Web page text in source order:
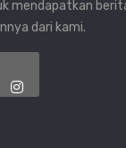
mendapatkan
dari kami.